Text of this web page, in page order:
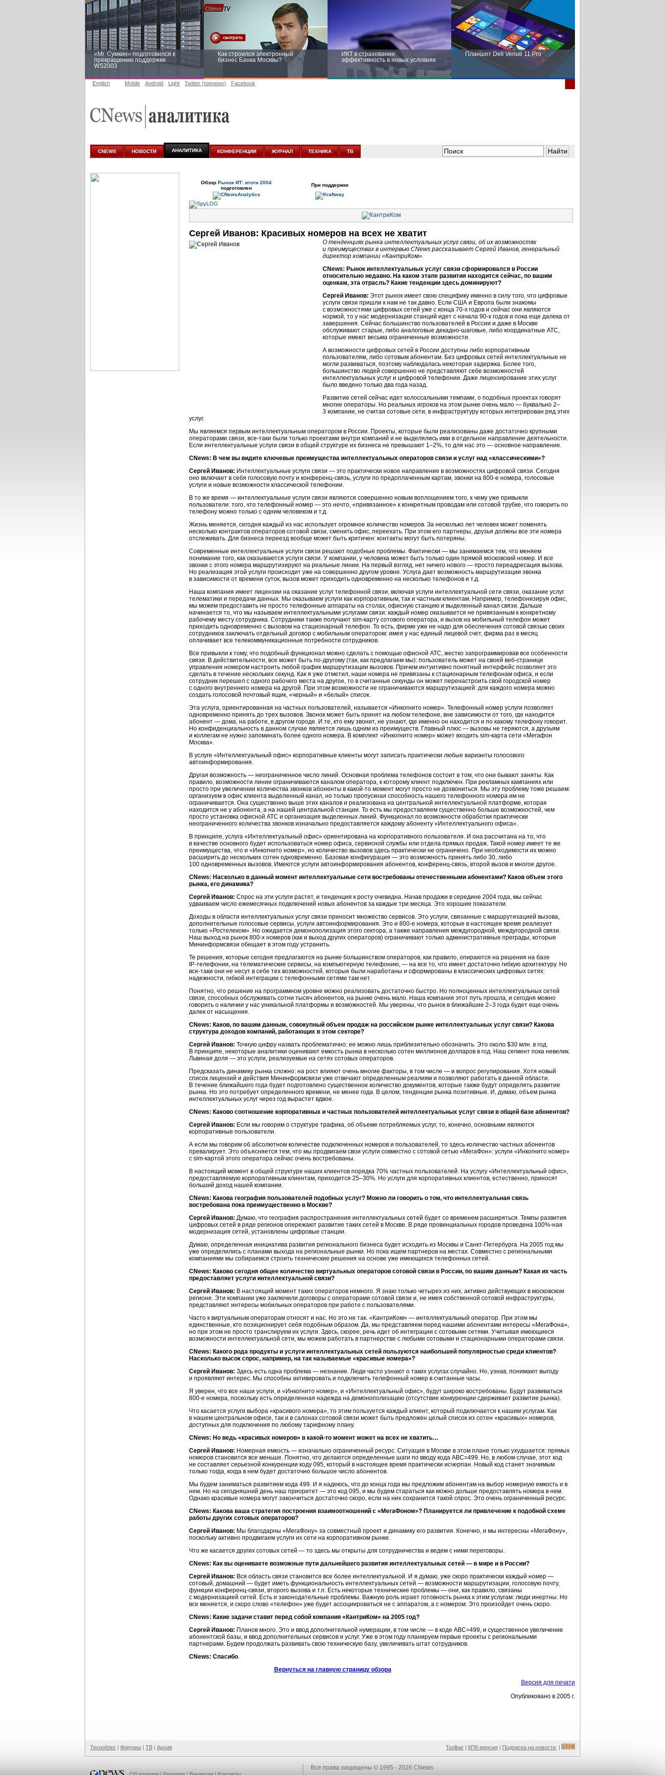
«Mr. Сумкин» подготовился к
прекращению поддержки
WS2003
Как строился электронный
бизнес Банка Москвы?
ИКТ в страховании:
эффективность в новых условиях
Планшет Dell Venue 11 Pro
аналитике
новых условиях
English Mobile Android Light Twitter (topnews) Facebook
CNEWS НОВОСТИ АНАЛИТИКА КОНФЕРЕНЦИИ ЖУРНАЛ ТЕХНИКА ТВ
Обзор Рынок ИТ: итоги 2004
подготовлен
При поддержке
Сергей Иванов: Красивых номеров на всех не хватит
О тенденциях рынка интеллектуальных услуг связи, об их возможностях
и преимуществах в интервью CNews рассказывает Сергей Иванов, генеральный
директор компании «КантриКом».
СNews: Рынок интеллектуальных услуг связи сформировался в России
относительно недавно. На каком этапе развития находится сейчас, по вашим
оценкам, эта отрасль? Какие тенденции здесь доминируют?
Сергей Иванов: Этот рынок имеет свою специфику именно в силу того, что цифровые
услуги связи пришли к нам не так давно. Если США и Европа были знакомы
с возможностями цифровых сетей уже с конца 70-х годов и сейчас они являются
нормой, то у нас модернизация станций идет с начала 90-х годов и пока еще далека от
завершения. Сейчас большинство пользователей в России и даже в Москве
обслуживают старые, либо аналоговые декадно-шаговые, либо координатные АТС,
которые имеют весьма ограниченные возможности.
А возможности цифровых сетей в России доступны либо корпоративным
пользователям, либо сотовым абонентам. Без цифровых сетей интеллектуальные не
могли развиваться, поэтому наблюдалась некоторая задержка. Более того,
большинство людей совершенно не представляют себе возможностей
интеллектуальных услуг и цифровой телефонии. Даже лицензирование этих услуг
было введено только два года назад.
Развитие сетей сейчас идет колоссальными темпами, о подобных проектах говорят
многие операторы. Но реальных игроков на этом рынке очень мало — буквально 2–
3 компании, не считая сотовые сети, в инфраструктуру которых интегрирован ряд этих
услуг.
Мы являемся первым интеллектуальным оператором в России. Проекты, которые были реализованы даже достаточно крупными
операторами связи, все-таки были только проектами внутри компаний и не выделялись ими в отдельное направление деятельности.
Если интеллектуальные услуги связи в общей структуре их бизнеса не превышают 1–2%, то для нас это — основное направление.
CNews: В чем вы видите ключевые преимущества интеллектуальных операторов связи и услуг над «классическими»?
Сергей Иванов: Интеллектуальные услуги связи — это практически новое направление в возможностях цифровой связи. Сегодня
оно включает в себя голосовую почту и конференц-связь, услуги по предоплаченным картам, звонки на 800-е номера, голосовые
услуги и новые возможности классической телефонии.
В то же время — интеллектуальные услуги связи являются совершенно новым воплощением того, к чему уже привыкли
пользователи: того, что телефонный номер — это нечто, «привязанное» к конкретным проводам или сотовой трубке, что говорить по
телефону можно только с одним человеком и т.д.
Жизнь меняется, сегодня каждый из нас использует огромное количество номеров. За несколько лет человек может поменять
несколько контрактов операторов сотовой связи, сменить офис, переехать. При этом его партнеры, друзья должны все эти номера
отслеживать. Для бизнеса переезд вообще может быть критичен: контакты могут быть потеряны.
Современные интеллектуальные услуги связи решают подобные проблемы. Фактически — мы занимаемся тем, что меняем
понимание того, как оказываются услуги связи. У компании, у человека может быть только один прямой московский номер. И все
звонки с этого номера маршрутизируют на реальные линии. На первый взгляд, нет ничего нового — просто переадресация вызова.
Но реализация этой услуги происходит уже на совершенно другом уровне. Услуга дает возможность маршрутизации звонка
в зависимости от времени суток, вызов может приходить одновременно на несколько телефонов и т.д.
Наша компания имеет лицензии на оказание услуг телефонной связи, включая услуги интеллектуальной сети связи, оказание услуг
телематики и передачи данных. Мы оказываем услуги как корпоративным, так и частным клиентам. Например, телефонизируя офис,
мы можем предоставить не просто телефонные аппараты на столах, офисную станцию и выделенный канал связи. Дальше
начинается то, что мы называем интеллектуальными услугами связи: каждый номер оказывается не привязанным к конкретному
рабочему месту сотрудника. Сотрудники также получают sim-карту сотового оператора, и вызов на мобильный телефон может
приходить одновременно с вызовом на стационарный телефон. То есть, фирме уже не надо для обеспечения сотовой связью своих
сотрудников заключать отдельный договор с мобильным оператором: имея у нас единый лицевой счет, фирма раз в месяц
оплачивает все телекоммуникационные потребности сотрудников.
Все привыкли к тому, что подобный функционал можно сделать с помощью офисной АТС, жестко запрограммировав все особенности
связи. В действительности, все может быть по-другому (так, как предлагаем мы): пользователь может на своей веб-странице
управления номером настроить любой график маршрутизации вызовов. Причем интуитивно понятный интерфейс позволяет это
сделать в течение нескольких секунд. Как я уже отметил, наши номера не привязаны к стационарным телефонам офиса, и если
сотрудник перешел с одного рабочего места на другое, то в считанные секунды он может перенастроить свой городской номер
с одного внутреннего номера на другой. При этом возможности не ограничиваются маршрутизацией: для каждого номера можно
создать голосовой почтовый ящик, «черный» и «белый» список.
Эта услуга, ориентированная на частных пользователей, называется «Инкогнито номер». Телефонный номер услуги позволяет
одновременно принять до трех вызовов. Звонок может быть принят на любом телефоне, вне зависимости от того, где находится
абонент — дома, на работе, в другом городе. И те, кто ему звонит, не узнают, где именно он находится и по какому телефону говорит.
Но конфиденциальность в данном случае является лишь одним из преимуществ. Главный плюс — вызовы не теряются, а друзьям
и коллегам не нужно запоминать более одного номера. В комплект «Инкогнито номер» может входить sim-карта сети «Мегафон
Москва».
В услуге «Интеллектуальный офис» корпоративные клиенты могут записать практически любые варианты голосового
автоинформирования.
Другая возможность — неограниченное число линий. Основная проблема телефонов состоит в том, что они бывают заняты. Как
правило, возможности линии ограничиваются каналом оператора, к которому клиент подключен. При рекламных кампаниях или
просто при увеличении количества звонков абоненты в какой-то момент могут просто не дозвониться. Мы эту проблему тоже решаем:
организуем в офис клиента выделенный канал, но только пропускная способность нашего телефонного номера им не
ограничивается. Она существенно выше этих каналов и реализована на центральной интеллектуальной платформе, которая
находится не у абонента, а на нашей центральной станции. То есть мы предоставляем существенно больше возможностей, чем
просто установка офисной АТС и организация выделенных линий. Функционал по возможности обработки практически
неограниченного количества звонков изначально предоставляется каждому абоненту «Интеллектуального офиса».
В принципе, услуга «Интеллектуальный офис» ориентирована на корпоративного пользователя. И она рассчитана на то, что
в качестве основного будет использоваться номер офиса, сервисной службы или отдела прямых продаж. Такой номер имеет те же
преимущества, что и «Инкогнито номер», но количество вызовов здесь практически не ограничено. При необходимости их можно
расширить до нескольких сотен одновременно. Базовая конфигурация — это возможность принять либо 30, либо
100 одновременных вызовов. Имеются услуги автоинформирования абонентов, конференц-связь, второй вызов и многое другое.
CNews: Насколько в данный момент интеллектуальные сети востребованы отечественными абонентами? Каков объем этого
рынка, его динамика?
Сергей Иванов: Спрос на эти услуги растет, и тенденция к росту очевидна. Начав продажи в середине 2004 года, мы сейчас
удваиваем число ежемесячных подключений новых абонентов за каждые три месяца. Это хорошие показатели.
Доходы в области интеллектуальных услуг связи приносит множество сервисов. Это услуги, связанные с маршрутизацией вызова,
дополнительные голосовые сервисы, услуги автоинформирования. Это и 800-е номера, которые в настоящее время реализует
только «Ростелеком». Но ожидается демонополизация этого сектора, а также направления междугородной, междугородной связи.
Наш выход на рынок 800-х номеров (как и выход других операторов) ограничивают только административные преграды, которые
Мининформсвязи обещает в этом году устранить.
Те решения, которые сегодня предлагаются на рынке большинством операторов, как правило, опираются на решения на базе
IP-телефонии, на телематические сервисы, на компьютерную телефонию, — на все то, что имеет достаточно гибкую архитектуру. Но
все-таки они не несут в себе тех возможностей, которые были наработаны и сформированы в классических цифровых сетях:
надежности, гибкой интеграции с телефонными сетями там нет.
Понятно, что решение на программном уровне можно реализовать достаточно быстро. Но полноценных интеллектуальных сетей
связи, способных обслуживать сотни тысяч абонентов, на рынке очень мало. Наша компания этот путь прошла, и сегодня можно
говорить о наличии у нас уникальной платформы и возможностей. Мы уверены, что рынок в ближайшие 2–3 года будет еще очень
далек от насыщения.
СNews: Каков, по вашим данным, совокупный объем продаж на российском рынке интеллектуальных услуг связи? Какова
структура доходов компаний, работающих в этом секторе?
Сергей Иванов: Точную цифру назвать проблематично: ее можно лишь приблизительно обозначить. Это около $30 млн. в год.
В принципе, некоторые аналитики оценивают емкость рынка в несколько сотен миллионов долларов в год. Наш сегмент пока невелик.
Львиная доля — это услуги, реализуемые на сетях сотовых операторов.
Предсказать динамику рынка сложно: на рост влияют очень многие факторы, в том числе — и вопрос регулирования. Хотя новый
список лицензий и действия Мининформсвязи уже отвечают определенным реалиям и позволяют работать в данной области.
В течение ближайшего года будет подготовлено существенное количество документов, которые также будут определять развитие
рынка. Но это потребует определенного времени, не менее года. В целом, тенденции рынка позитивные. И, думаю, объем рынка
интеллектуальных услуг через год вырастет вдвое.
CNews: Каково соотношение корпоративных и частных пользователей интеллектуальных услуг связи в общей базе абонентов?
Сергей Иванов: Если мы говорим о структуре трафика, об объеме потребляемых услуг, то, конечно, основными являются
корпоративные пользователи.
А если мы говорим об абсолютном количестве подключенных номеров и пользователей, то здесь количество частных абонентов
превалирует. Это объясняется тем, что мы продвигаем свои услуги совместно с сотовой сетью «МегаФон»: услуги «Инкогнито номер»
с sim-картой этого оператора сейчас очень востребованы.
В настоящий момент в общей структуре наших клиентов порядка 70% частных пользователей. На услугу «Интеллектуальный офис»,
предоставляемую корпоративным клиентам, приходится 25–30%. Но услуги для корпоративных клиентов, естественно, приносят
больший доход нашей компании.
CNews: Какова география пользователей подобных услуг? Можно ли говорить о том, что интеллектуальная связь
востребована пока преимущественно в Москве?
Сергей Иванов: Думаю, что география распространения интеллектуальных сетей будет со временем расширяться. Темпы развития
цифровых сетей в ряде регионов опережают развитие таких сетей в Москве. В ряде провинциальных городов проведена 100%-ная
модернизация сетей, установлены цифровые станции.
Думаю, определенная инициатива развития регионального бизнеса будет исходить из Москвы и Санкт-Петербурга. На 2005 год мы
уже определились с планами выхода на региональные рынки. Но пока ищем партнеров на местах. Совместно с региональными
компаниями мы собираемся строить технические решения на основе уже имеющихся телефонных сетей.
CNews: Каково сегодня общее количество виртуальных операторов сотовой связи в России, по вашим данным? Какая их часть
предоставляет услуги интеллектуальной связи?
Сергей Иванов: В настоящий момент таких операторов немного. Я знаю только четырех из них, активно действующих в московском
регионе. Эти компании уже заключили договоры с операторами сотовой связи и, не имея собственной сотовой инфраструктуры,
представляют интересы мобильных операторов при работе с пользователями.
Часто к виртуальным операторам относят и нас. Но это не так. «КантриКом» — интеллектуальный оператор. При этом мы
единственные, кто позиционирует себя подобным образом. Да, мы представляем перед нашими абонентами интересы «МегаФона»,
но при этом не просто транслируем их услуги. Здесь, скорее, речь идет об интеграции с сотовыми сетями. Учитывая имеющиеся
возможности интеллектуальной сети, мы можем работать в партнерстве с любыми сотовыми и стационарными операторами связи.
CNews: Какого рода продукты и услуги интеллектуальных сетей пользуются наибольшей популярностью среди клиентов?
Насколько высок спрос, например, на так называемые «красивые номера»?
Сергей Иванов: Здесь есть одна проблема — незнание. Люди часто узнают о таких услугах случайно. Но, узнав, понимают выгоду
и проявляют интерес. Мы способны активировать и подключить телефонный номер в считанные часы.
Я уверен, что все наши услуги, и «Инкогнито номер», и «Интеллектуальный офис», будут широко востребованы. Будут развиваться
800-е номера, поскольку есть определенная надежда на демонополизацию (отсутствие конкуренции сдерживает развитие рынка).
Что касается услуги выбора «красивого номера», то этим пользуется каждый клиент, который подключается к нашим услугам. Как
в нашем центральном офисе, так и в салонах сотовой связи может быть предложен целый список из сотен «красивых» номеров,
доступных для подключения по любому тарифному плану.
СNews: Но ведь «красивых номеров» в какой-то момент может на всех не хватить…
Сергей Иванов: Номерная емкость — изначально ограниченный ресурс. Ситуация в Москве в этом плане только ухудшается: прямых
номеров становится все меньше. Понятно, что делаются определенные шаги по вводу кода АВС=499. Но, в любом случае, этот код
не составляет серьезной конкуренции коду 095, который в настоящее время практически исчерпан. Новый код станет значимым
только тогда, когда в нем будет достаточно большое число абонентов.
Мы будем заниматься развитием кода 499. И я надеюсь, что до конца года мы предложим абонентам на выбор номерную емкость и в
нем. Но на сегодняшний день наш приоритет — это код 095, и мы будем стараться как можно дольше предоставлять номера в нем.
Однако красивые номера могут закончиться достаточно скоро, если на них сохранится такой спрос. Это очень ограниченный ресурс.
CNews: Какова ваша стратегия построения взаимоотношений с «МегаФоном»? Планируется ли привлечение к подобной схеме
работы других сотовых операторов?
Сергей Иванов: Мы благодарны «МегаФону» за совместный проект и динамику его развития. Конечно, и мы интересны «МегаФону»,
поскольку активно продвигаем услуги их сети на корпоративном рынке.
Что же касается других сотовых сетей — то здесь мы открыты для сотрудничества и ведем с ними переговоры.
CNews: Как вы оцениваете возможные пути дальнейшего развития интеллектуальных сетей — в мире и в России?
Сергей Иванов: Вся область связи становится все более интеллектуальной. И я думаю, уже скоро практически каждый номер —
сотовый, домашний — будет иметь функциональность интеллектуальных сетей — возможности маршрутизации, голосовую почту,
функции конференц-связи, второго вызова и т.п. Есть некоторые технические проблемы — они, как правило, связаны
с модернизацией сетей. Есть и законодательные проблемы. Важную роль играет готовность рынка к этим услугам: люди инертны. Но
все меняется, и скоро слово «телефон» уже будет ассоциироваться не с аппаратом, а с номером. Это произойдет очень скоро.
CNews: Какие задачи ставит перед собой компания «КантриКом» на 2005 год?
Сергей Иванов: Планов много. Это и ввод дополнительной нумерации, в том числе — в коде АВС=499, и существенное увеличение
абонентской базы, и ввод дополнительных сервисов и услуг. Уже в этом году планируем первые проекты с региональными
партнерами. Будем продолжать развивать свою техническую базу, увеличивать штат сотрудников.
CNews: Спасибо.
Вернуться на главную страницу обзора
Версия для печати
Опубликовано в 2005 г.
Техноблог | Форумы | ТВ | Архив Toolbar | КПК-версия | Подписка на новости |
Все права защищены © 1995 - 2026 CNews